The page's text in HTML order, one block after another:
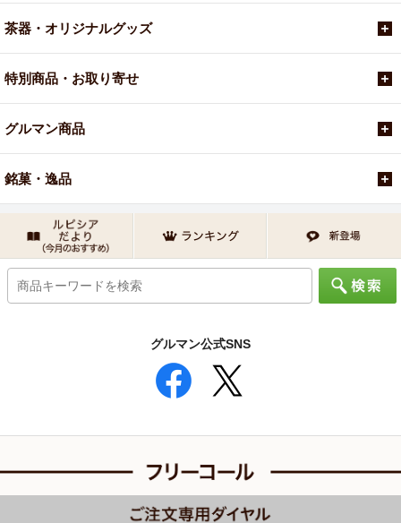
茶器・オリジナルグッズ
特別商品・お取り寄せ
グルマン商品
銘菓・逸品
グルマン公式SNS